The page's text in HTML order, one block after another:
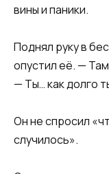
вины и паники.
Поднял руку в
опустил её. —
— Ты… как долго
Он не спросил
случилось».